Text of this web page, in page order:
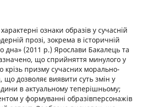
ознаки образів у сучасній
прозі, зокрема в історичній
дна» (2011 р.) Ярослави Бакалець та
що сприйняття минулого у
крізь призму сучасних морально-
що дозволяє виявити суть змін у
в актуальному теперішньому;
у формуванні образівперсонажів